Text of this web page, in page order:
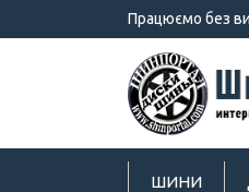
Працюємо без
ШИНИ